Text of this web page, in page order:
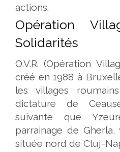
actions.
Opération
Solidarités
O.V.R. (Opération
créé en 1988 à
les villages
dictature de
suivante que
parrainage de
située nord de Cluj-